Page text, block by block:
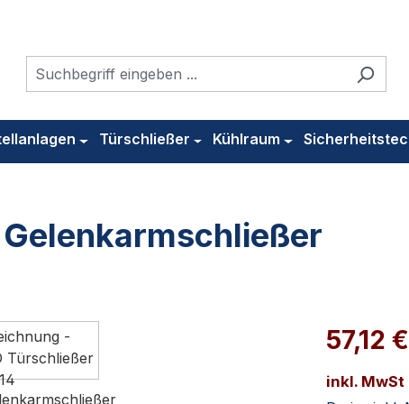
Türschließer Kühlraum
57,12
inkl. MwSt